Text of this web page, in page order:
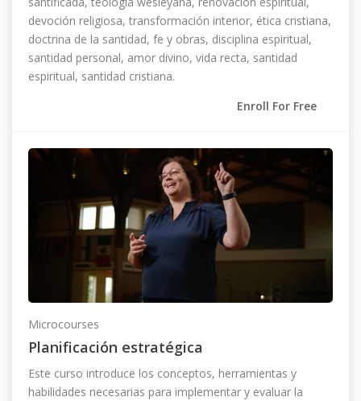
devoción religiosa, transformación interior, ética cristiana,
doctrina de la santidad, fe y obras, disciplina espiritual,
santidad personal, amor divino, vida recta, santidad
espiritual, santidad cristiana.
Enroll For Free
Microcourses
Planificación estratégica
Este curso introduce los conceptos, herramientas y
habilidades necesarias para implementar y evaluar la